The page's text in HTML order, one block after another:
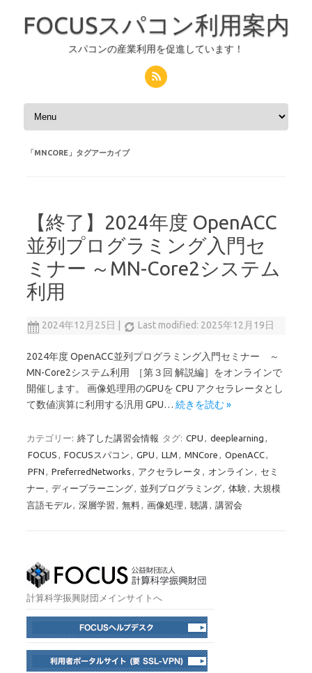
FOCUSスパコン利用案内
スパコンの産業利用を促進しています！
コンテンツへスキップ
「MNCORE 」タグアーカイブ
【終了】2024年度 OpenACC
並列プログラミング入門セ
ミナー ～MN-Core2システム
利用
2024年12月25日 Last modified: 2025年12月19日
2024年度 OpenACC並列プログラミング入門セミナー ～
MN-Core2システム利用 ［第３回 解説編］をオンラインで
開催します。 画像処理用のGPUを CPU アクセラレータとし
て数値演算に利用する汎用 GPU… 続きを読む »
カテゴリー: 終了した講習会情報 タグ: CPU , deeplearning ,
FOCUS , FOCUSスパコン , GPU , LLM , MNCore , OpenACC,
PFN , PreferredNetworks , アクセラレータ , オンライン , セミ
ナー , ディープラーニング, 並列プログラミング, 体験, 大規模
言語モデル, 深層学習 , 無料, 画像処理 , 聴講, 講習会
計算科学振興財団メインサイトへ